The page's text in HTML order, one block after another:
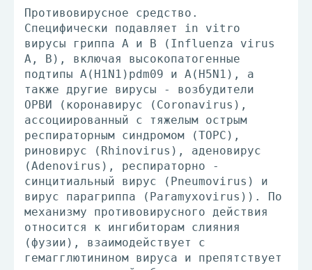
Противовирусное средство.
Специфически подавляет in vitro
вирусы гриппа А и В (Influenza virus
А, В), включая высокопатогенные
подтипы A(H1N1)pdm09 и A(H5N1), а
также другие вирусы - возбудители
ОРВИ (коронавирус (Coronavirus),
ассоциированный с тяжелым острым
респираторным синдромом (ТОРС),
риновирус (Rhinovirus), аденовирус
(Adenovirus), респираторно -
синцитиальный вирус (Pneumovirus) и
вирус парагриппа (Paramyxovirus)). По
механизму противовирусного действия
относится к ингибиторам слияния
(фузии), взаимодействует с
гемагглютинином вируса и препятствует